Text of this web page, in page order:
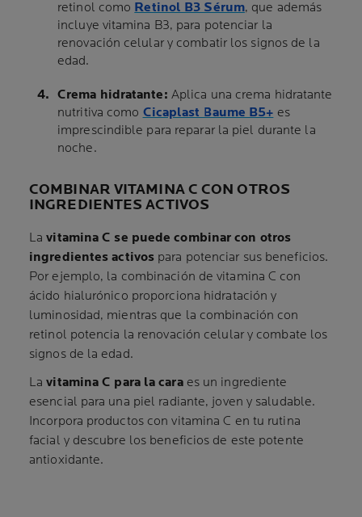
retinol como Retinol B3 Sérum, que además
incluye vitamina B3, para potenciar la
renovación celular y combatir los signos de la
edad.
Crema hidratante: Aplica una crema hidratante
nutritiva como Cicaplast Baume B5+ es
imprescindible para reparar la piel durante la
noche.
COMBINAR VITAMINA C CON OTROS
INGREDIENTES ACTIVOS
Lavitamina C se puede combinar con otros
ingredientes activos para potenciar sus beneficios.
Por ejemplo, la combinación de vitamina C con
ácido hialurónico proporciona hidratación y
luminosidad, mientras que la combinación con
retinol potencia la renovación celular y combate los
signos de la edad.
Lavitamina C para la caraes un ingrediente
esencial para una piel radiante, joven y saludable.
Incorpora productos con vitamina C en tu rutina
facial y descubre los beneficios de este potente
antioxidante.